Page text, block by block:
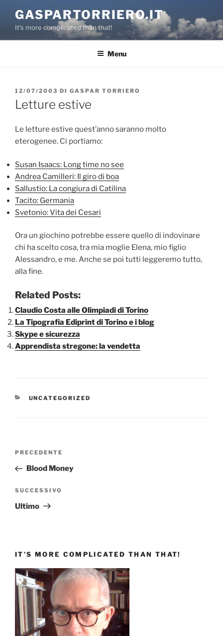
contenuto
GASPARTORRIERO.IT
It's more complicated than that!
Menu
PUBBLICATO
IL
12/07/2003 DI GASPAR TORRIERO
Letture estive
Le letture estive quest’anno saranno molto
eterogenee. Ci portiamo:
Susan Isaacs: Long time no see
Andrea Camilleri: Il giro di boa
Sallustio: La congiura di Catilina
Tacito: Germania
Svetonio: Vita dei Cesari
Ora un giochino potrebbe essere quello di indovinare
chi ha scelto cosa, tra mia moglie Elena, mio figlio
Alessandro, e me. Anche se poi tutti leggeremo tutto,
alla fine.
Related Posts:
Claudio Costa alle Olimpiadi di Torino
La Tipografia Ediprint di Torino e i blog
Skype e sicurezza
Apprendista stregone: la vendetta
CATEGORIE
UNCATEGORIZED
Navigazione
Articolo
precedente:
PRECEDENTE
Blood Money
Articolo
successivo
SUCCESSIVO
Ultimo
IT’S MORE COMPLICATED THAN THAT!